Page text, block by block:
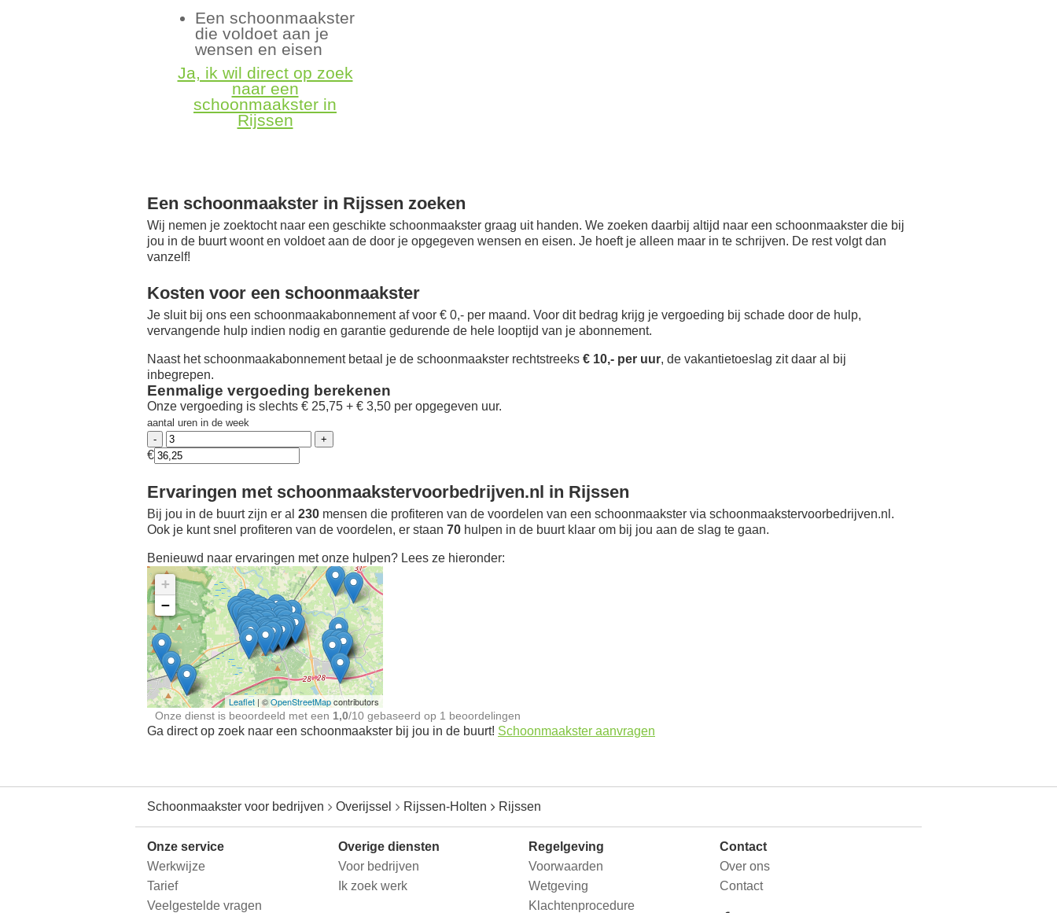
Een schoonmaakster
die voldoet aan je
wensen en eisen
Ja, ik wil direct op zoek
naar een
schoonmaakster in
Rijssen
Een schoonmaakster in Rijssen zoeken
Wij nemen je zoektocht naar een geschikte schoonmaakster graag uit handen. We zoeken daarbij altijd naar een schoonmaakster die bij
jou in de buurt woont en voldoet aan de door je opgegeven wensen en eisen. Je hoeft je alleen maar in te schrijven. De rest volgt dan
vanzelf!
Kosten voor een schoonmaakster
Je sluit bij ons een schoonmaakabonnement af voor € 0,- per maand. Voor dit bedrag krijg je vergoeding bij schade door de hulp,
vervangende hulp indien nodig en garantie gedurende de hele looptijd van je abonnement.
Naast het schoonmaakabonnement betaal je de schoonmaakster rechtstreeks € 10,- per uur, de vakantietoeslag zit daar al bij
inbegrepen.
Eenmalige vergoeding berekenen
Onze vergoeding is slechts € 25,75 + € 3,50 per opgegeven uur.
aantal uren in de week
€
Ervaringen met schoonmaakstervoorbedrijven.nl in Rijssen
Bij jou in de buurt zijn er al 230 mensen die profiteren van de voordelen van een schoonmaakster via schoonmaakstervoorbedrijven.nl.
Ook je kunt snel profiteren van de voordelen, er staan 70 hulpen in de buurt klaar om bij jou aan de slag te gaan.
Benieuwd naar ervaringen met onze hulpen? Lees ze hieronder:
Ontdek meer ervaringen
Schoonmaakster bij
jou in de buurt
+
−
Leaflet | ©OpenStreetMapcontributors
Onze dienst is beoordeeld met een 1,0/10 gebaseerd op 1 beoordelingen
Ga direct op zoek naar een schoonmaakster bij jou in de buurt! Schoonmaakster aanvragen
Schoonmaakster voor bedrijven Overijssel Rijssen-Holten Rijssen
Onze service
Werkwijze
Tarief
Veelgestelde vragen
Overige diensten
Voor bedrijven
Ik zoek werk
Regelgeving
Voorwaarden
Wetgeving
Klachtenprocedure
Contact
Over ons
Contact